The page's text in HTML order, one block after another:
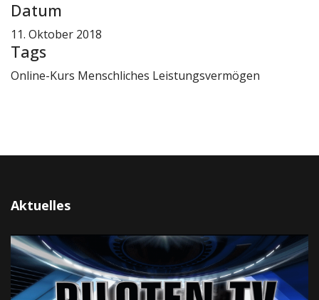
Datum
11. Oktober 2018
Tags
Online-Kurs Menschliches Leistungsvermögen
Aktuelles